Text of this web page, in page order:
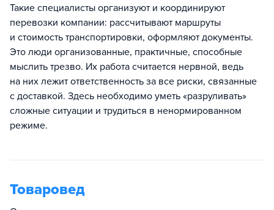
Такие специалисты организуют и координируют
перевозки компании: рассчитывают маршруты
и стоимость транспортировки, оформляют документы.
Это люди организованные, практичные, способные
мыслить трезво. Их работа считается нервной, ведь
на них лежит ответственность за все риски, связанные
с доставкой. Здесь необходимо уметь «разруливать»
сложные ситуации и трудиться в ненормированном
режиме.
Товаровед